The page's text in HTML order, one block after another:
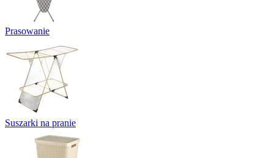
Prasowanie
Suszarki na pranie